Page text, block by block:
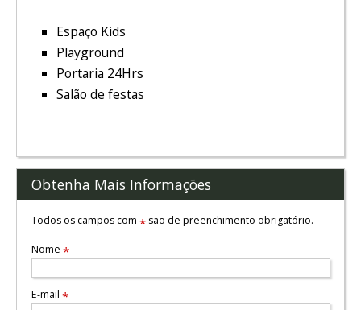
Espaço Kids
Playground
Portaria 24Hrs
Salão de festas
Obtenha Mais Informações
Todos os campos com *são de preenchimento obrigatório.
Nome *
E-mail *